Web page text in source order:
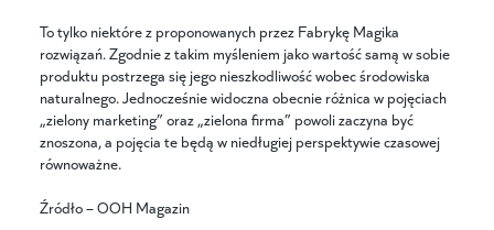
To tylko niektóre z proponowanych przez Fabrykę Magika
rozwiązań. Zgodnie z takim myśleniem jako wartość samą w sobie
produktu postrzega się jego nieszkodliwość wobec środowiska
naturalnego. Jednocześnie widoczna obecnie różnica w pojęciach
„zielony marketing” oraz „zielona firma” powoli zaczyna być
znoszona, a pojęcia te będą w niedługiej perspektywie czasowej
równoważne.
Źródło – OOH Magazin